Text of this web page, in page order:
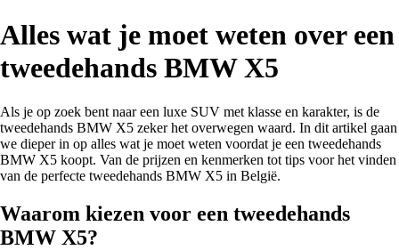
Alles wat je moet weten over een
tweedehands BMW X5
Als je op zoek bent naar een luxe SUV met klasse en karakter, is de
tweedehands BMW X5 zeker het overwegen waard. In dit artikel gaan
we dieper in op alles wat je moet weten voordat je een tweedehands
BMW X5 koopt. Van de prijzen en kenmerken tot tips voor het vinden
van de perfecte tweedehands BMW X5 in België.
Waarom kiezen voor een tweedehands
BMW X5?